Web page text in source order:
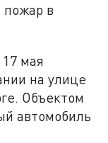
пожар в
мая
на улице
Объектом
автомобиль